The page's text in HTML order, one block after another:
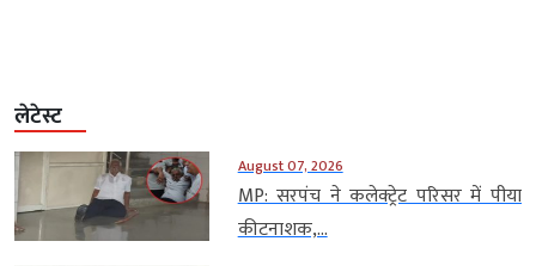
लेटेस्ट
August 07, 2026
MP: सरपंच ने कलेक्ट्रेट परिसर में पीया
कीटनाशक,...